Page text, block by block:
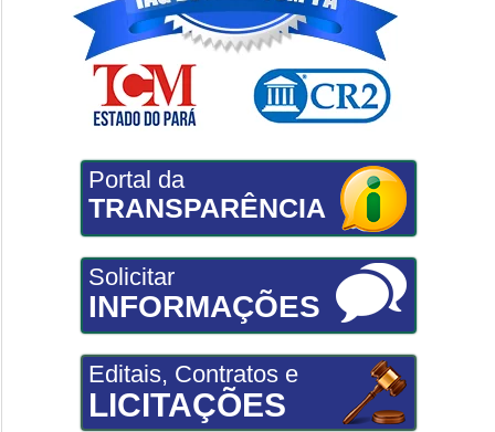
Portal da
TRANSPARÊNCIA
Solicitar
INFORMAÇÕES
Editais, Contratos e
LICITAÇÕES